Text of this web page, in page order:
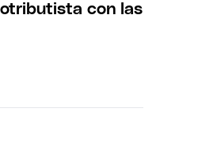
con las